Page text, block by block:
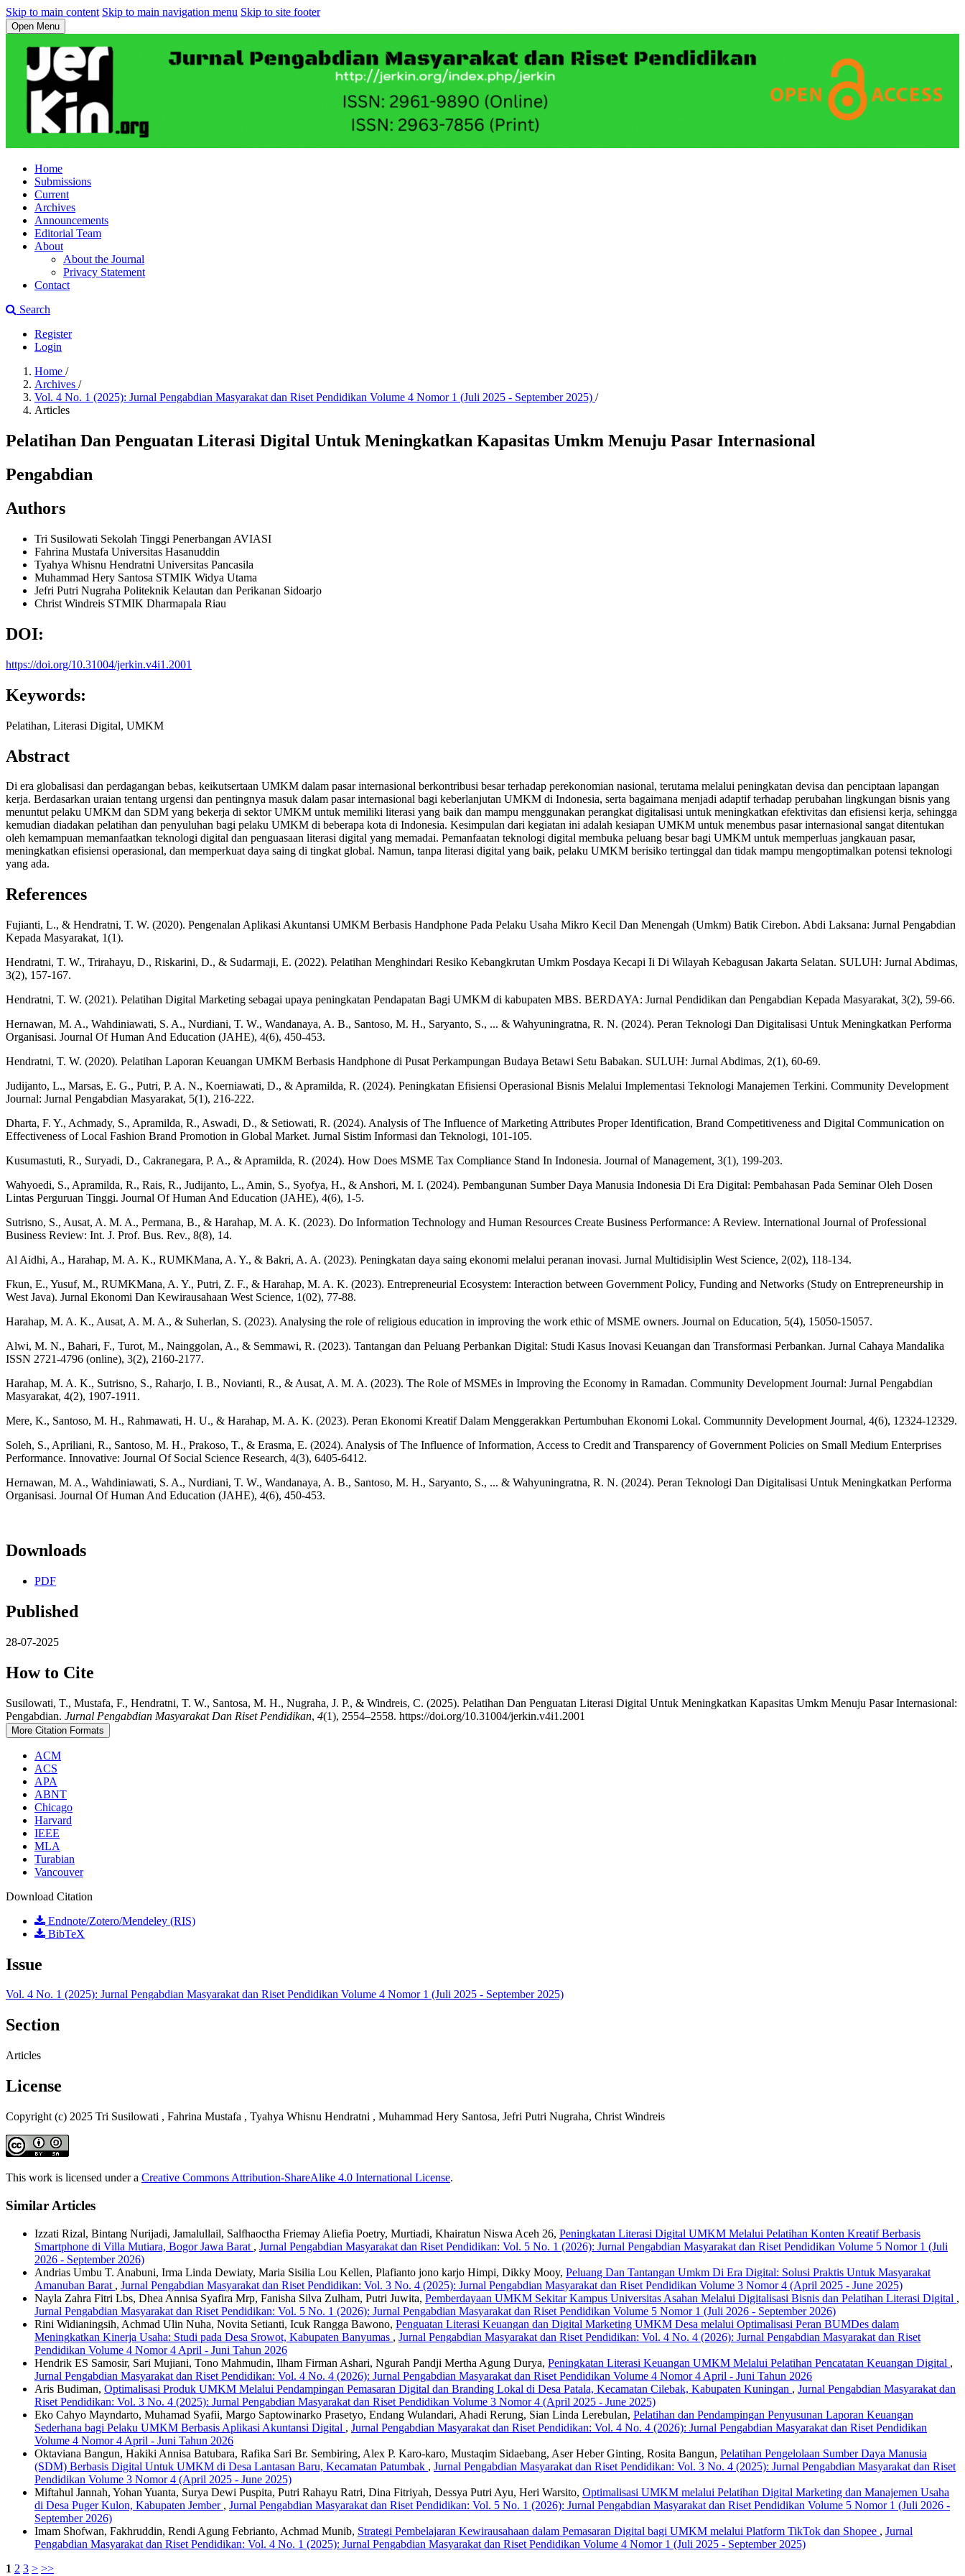
Skip to main content Skip to main navigation menu Skip to site footer
Open Menu
Home
Submissions
Current
Archives
Announcements
Editorial Team
About
About the Journal
Privacy Statement
Contact
Search
Register
Login
Home /
Archives /
Vol. 4 No. 1 (2025): Jurnal Pengabdian Masyarakat dan Riset Pendidikan Volume 4 Nomor 1 (Juli 2025 - September 2025) /
Articles
Pelatihan Dan Penguatan Literasi Digital Untuk Meningkatkan Kapasitas Umkm Menuju Pasar Internasional
Pengabdian
Authors
Tri Susilowati Sekolah Tinggi Penerbangan AVIASI
Fahrina Mustafa Universitas Hasanuddin
Tyahya Whisnu Hendratni Universitas Pancasila
Muhammad Hery Santosa STMIK Widya Utama
Jefri Putri Nugraha Politeknik Kelautan dan Perikanan Sidoarjo
Christ Windreis STMIK Dharmapala Riau
DOI:
https://doi.org/10.31004/jerkin.v4i1.2001
Keywords:
Pelatihan, Literasi Digital, UMKM
Abstract
Di era globalisasi dan perdagangan bebas, keikutsertaan UMKM dalam pasar internasional berkontribusi besar terhadap perekonomian nasional, terutama melalui peningkatan devisa dan penciptaan lapangan
kerja. Berdasarkan uraian tentang urgensi dan pentingnya masuk dalam pasar internasional bagi keberlanjutan UMKM di Indonesia, serta bagaimana menjadi adaptif terhadap perubahan lingkungan bisnis yang
menuntut pelaku UMKM dan SDM yang bekerja di sektor UMKM untuk memiliki literasi yang baik dan mampu menggunakan perangkat digitalisasi untuk meningkatkan efektivitas dan efisiensi kerja, sehingga
kemudian diadakan pelatihan dan penyuluhan bagi pelaku UMKM di beberapa kota di Indonesia. Kesimpulan dari kegiatan ini adalah kesiapan UMKM untuk menembus pasar internasional sangat ditentukan
oleh kemampuan memanfaatkan teknologi digital dan penguasaan literasi digital yang memadai. Pemanfaatan teknologi digital membuka peluang besar bagi UMKM untuk memperluas jangkauan pasar,
meningkatkan efisiensi operasional, dan memperkuat daya saing di tingkat global. Namun, tanpa literasi digital yang baik, pelaku UMKM berisiko tertinggal dan tidak mampu mengoptimalkan potensi teknologi
yang ada.
References
Fujianti, L., & Hendratni, T. W. (2020). Pengenalan Aplikasi Akuntansi UMKM Berbasis Handphone Pada Pelaku Usaha Mikro Kecil Dan Menengah (Umkm) Batik Cirebon. Abdi Laksana: Jurnal Pengabdian
Kepada Masyarakat, 1(1).
Hendratni, T. W., Trirahayu, D., Riskarini, D., & Sudarmaji, E. (2022). Pelatihan Menghindari Resiko Kebangkrutan Umkm Posdaya Kecapi Ii Di Wilayah Kebagusan Jakarta Selatan. SULUH: Jurnal Abdimas,
3(2), 157-167.
Hendratni, T. W. (2021). Pelatihan Digital Marketing sebagai upaya peningkatan Pendapatan Bagi UMKM di kabupaten MBS. BERDAYA: Jurnal Pendidikan dan Pengabdian Kepada Masyarakat, 3(2), 59-66.
Hernawan, M. A., Wahdiniawati, S. A., Nurdiani, T. W., Wandanaya, A. B., Santoso, M. H., Saryanto, S., ... & Wahyuningratna, R. N. (2024). Peran Teknologi Dan Digitalisasi Untuk Meningkatkan Performa
Organisasi. Journal Of Human And Education (JAHE), 4(6), 450-453.
Hendratni, T. W. (2020). Pelatihan Laporan Keuangan UMKM Berbasis Handphone di Pusat Perkampungan Budaya Betawi Setu Babakan. SULUH: Jurnal Abdimas, 2(1), 60-69.
Judijanto, L., Marsas, E. G., Putri, P. A. N., Koerniawati, D., & Apramilda, R. (2024). Peningkatan Efisiensi Operasional Bisnis Melalui Implementasi Teknologi Manajemen Terkini. Community Development
Journal: Jurnal Pengabdian Masyarakat, 5(1), 216-222.
Dharta, F. Y., Achmady, S., Apramilda, R., Aswadi, D., & Setiowati, R. (2024). Analysis of The Influence of Marketing Attributes Proper Identification, Brand Competitiveness and Digital Communication on
Effectiveness of Local Fashion Brand Promotion in Global Market. Jurnal Sistim Informasi dan Teknologi, 101-105.
Kusumastuti, R., Suryadi, D., Cakranegara, P. A., & Apramilda, R. (2024). How Does MSME Tax Compliance Stand In Indonesia. Journal of Management, 3(1), 199-203.
Wahyoedi, S., Apramilda, R., Rais, R., Judijanto, L., Amin, S., Syofya, H., & Anshori, M. I. (2024). Pembangunan Sumber Daya Manusia Indonesia Di Era Digital: Pembahasan Pada Seminar Oleh Dosen
Lintas Perguruan Tinggi. Journal Of Human And Education (JAHE), 4(6), 1-5.
Sutrisno, S., Ausat, A. M. A., Permana, B., & Harahap, M. A. K. (2023). Do Information Technology and Human Resources Create Business Performance: A Review. International Journal of Professional
Business Review: Int. J. Prof. Bus. Rev., 8(8), 14.
Al Aidhi, A., Harahap, M. A. K., RUMKMana, A. Y., & Bakri, A. A. (2023). Peningkatan daya saing ekonomi melalui peranan inovasi. Jurnal Multidisiplin West Science, 2(02), 118-134.
Fkun, E., Yusuf, M., RUMKMana, A. Y., Putri, Z. F., & Harahap, M. A. K. (2023). Entrepreneurial Ecosystem: Interaction between Government Policy, Funding and Networks (Study on Entrepreneurship in
West Java). Jurnal Ekonomi Dan Kewirausahaan West Science, 1(02), 77-88.
Harahap, M. A. K., Ausat, A. M. A., & Suherlan, S. (2023). Analysing the role of religious education in improving the work ethic of MSME owners. Journal on Education, 5(4), 15050-15057.
Alwi, M. N., Bahari, F., Turot, M., Nainggolan, A., & Semmawi, R. (2023). Tantangan dan Peluang Perbankan Digital: Studi Kasus Inovasi Keuangan dan Transformasi Perbankan. Jurnal Cahaya Mandalika
ISSN 2721-4796 (online), 3(2), 2160-2177.
Harahap, M. A. K., Sutrisno, S., Raharjo, I. B., Novianti, R., & Ausat, A. M. A. (2023). The Role of MSMEs in Improving the Economy in Ramadan. Community Development Journal: Jurnal Pengabdian
Masyarakat, 4(2), 1907-1911.
Mere, K., Santoso, M. H., Rahmawati, H. U., & Harahap, M. A. K. (2023). Peran Ekonomi Kreatif Dalam Menggerakkan Pertumbuhan Ekonomi Lokal. Communnity Development Journal, 4(6), 12324-12329.
Soleh, S., Apriliani, R., Santoso, M. H., Prakoso, T., & Erasma, E. (2024). Analysis of The Influence of Information, Access to Credit and Transparency of Government Policies on Small Medium Enterprises
Performance. Innovative: Journal Of Social Science Research, 4(3), 6405-6412.
Hernawan, M. A., Wahdiniawati, S. A., Nurdiani, T. W., Wandanaya, A. B., Santoso, M. H., Saryanto, S., ... & Wahyuningratna, R. N. (2024). Peran Teknologi Dan Digitalisasi Untuk Meningkatkan Performa
Organisasi. Journal Of Human And Education (JAHE), 4(6), 450-453.
Downloads
PDF
Published
28-07-2025
How to Cite
Susilowati, T., Mustafa, F., Hendratni, T. W., Santosa, M. H., Nugraha, J. P., & Windreis, C. (2025). Pelatihan Dan Penguatan Literasi Digital Untuk Meningkatkan Kapasitas Umkm Menuju Pasar Internasional:
Pengabdian. Jurnal Pengabdian Masyarakat Dan Riset Pendidikan, 4(1), 2554–2558. https://doi.org/10.31004/jerkin.v4i1.2001
More Citation Formats
ACM
ACS
APA
ABNT
Chicago
Harvard
IEEE
MLA
Turabian
Vancouver
Download Citation
Endnote/Zotero/Mendeley (RIS)
BibTeX
Issue
Vol. 4 No. 1 (2025): Jurnal Pengabdian Masyarakat dan Riset Pendidikan Volume 4 Nomor 1 (Juli 2025 - September 2025)
Section
Articles
License
Copyright (c) 2025 Tri Susilowati , Fahrina Mustafa , Tyahya Whisnu Hendratni , Muhammad Hery Santosa, Jefri Putri Nugraha, Christ Windreis
This work is licensed under a Creative Commons Attribution-ShareAlike 4.0 International License.
Similar Articles
Izzati Rizal, Bintang Nurijadi, Jamalullail, Salfhaoctha Friemay Aliefia Poetry, Murtiadi, Khairatun Niswa Aceh 26, Peningkatan Literasi Digital UMKM Melalui Pelatihan Konten Kreatif Berbasis
Smartphone di Villa Mutiara, Bogor Jawa Barat , Jurnal Pengabdian Masyarakat dan Riset Pendidikan: Vol. 5 No. 1 (2026): Jurnal Pengabdian Masyarakat dan Riset Pendidikan Volume 5 Nomor 1 (Juli
2026 - September 2026)
Andrias Umbu T. Anabuni, Irma Linda Dewiaty, Maria Sisilia Lou Kellen, Plafianto jono karjo Himpi, Dikky Mooy, Peluang Dan Tantangan Umkm Di Era Digital: Solusi Praktis Untuk Masyarakat
Amanuban Barat , Jurnal Pengabdian Masyarakat dan Riset Pendidikan: Vol. 3 No. 4 (2025): Jurnal Pengabdian Masyarakat dan Riset Pendidikan Volume 3 Nomor 4 (April 2025 - June 2025)
Nayla Zahra Fitri Lbs, Dhea Annisa Syafira Mrp, Fanisha Silva Zulham, Putri Juwita, Pemberdayaan UMKM Sekitar Kampus Universitas Asahan Melalui Digitalisasi Bisnis dan Pelatihan Literasi Digital ,
Jurnal Pengabdian Masyarakat dan Riset Pendidikan: Vol. 5 No. 1 (2026): Jurnal Pengabdian Masyarakat dan Riset Pendidikan Volume 5 Nomor 1 (Juli 2026 - September 2026)
Rini Widianingsih, Achmad Ulin Nuha, Novita Setianti, Icuk Rangga Bawono, Penguatan Literasi Keuangan dan Digital Marketing UMKM Desa melalui Optimalisasi Peran BUMDes dalam
Meningkatkan Kinerja Usaha: Studi pada Desa Srowot, Kabupaten Banyumas , Jurnal Pengabdian Masyarakat dan Riset Pendidikan: Vol. 4 No. 4 (2026): Jurnal Pengabdian Masyarakat dan Riset
Pendidikan Volume 4 Nomor 4 April - Juni Tahun 2026
Hendrik ES Samosir, Sari Mujiani, Tono Mahmudin, Ilham Firman Ashari, Ngurah Pandji Mertha Agung Durya, Peningkatan Literasi Keuangan UMKM Melalui Pelatihan Pencatatan Keuangan Digital ,
Jurnal Pengabdian Masyarakat dan Riset Pendidikan: Vol. 4 No. 4 (2026): Jurnal Pengabdian Masyarakat dan Riset Pendidikan Volume 4 Nomor 4 April - Juni Tahun 2026
Aris Budiman, Optimalisasi Produk UMKM Melalui Pendampingan Pemasaran Digital dan Branding Lokal di Desa Patala, Kecamatan Cilebak, Kabupaten Kuningan , Jurnal Pengabdian Masyarakat dan
Riset Pendidikan: Vol. 3 No. 4 (2025): Jurnal Pengabdian Masyarakat dan Riset Pendidikan Volume 3 Nomor 4 (April 2025 - June 2025)
Eko Cahyo Mayndarto, Muhamad Syafii, Margo Saptowinarko Prasetyo, Endang Wulandari, Ahadi Rerung, Sian Linda Lerebulan, Pelatihan dan Pendampingan Penyusunan Laporan Keuangan
Sederhana bagi Pelaku UMKM Berbasis Aplikasi Akuntansi Digital , Jurnal Pengabdian Masyarakat dan Riset Pendidikan: Vol. 4 No. 4 (2026): Jurnal Pengabdian Masyarakat dan Riset Pendidikan
Volume 4 Nomor 4 April - Juni Tahun 2026
Oktaviana Bangun, Hakiki Annisa Batubara, Rafika Sari Br. Sembiring, Alex P. Karo-karo, Mustaqim Sidaebang, Aser Heber Ginting, Rosita Bangun, Pelatihan Pengelolaan Sumber Daya Manusia
(SDM) Berbasis Digital Untuk UMKM di Desa Lantasan Baru, Kecamatan Patumbak , Jurnal Pengabdian Masyarakat dan Riset Pendidikan: Vol. 3 No. 4 (2025): Jurnal Pengabdian Masyarakat dan Riset
Pendidikan Volume 3 Nomor 4 (April 2025 - June 2025)
Miftahul Jannah, Yohan Yuanta, Surya Dewi Puspita, Putri Rahayu Ratri, Dina Fitriyah, Dessya Putri Ayu, Heri Warsito, Optimalisasi UMKM melalui Pelatihan Digital Marketing dan Manajemen Usaha
di Desa Puger Kulon, Kabupaten Jember , Jurnal Pengabdian Masyarakat dan Riset Pendidikan: Vol. 5 No. 1 (2026): Jurnal Pengabdian Masyarakat dan Riset Pendidikan Volume 5 Nomor 1 (Juli 2026 -
September 2026)
Imam Shofwan, Fakhruddin, Rendi Agung Febrianto, Achmad Munib, Strategi Pembelajaran Kewirausahaan dalam Pemasaran Digital bagi UMKM melalui Platform TikTok dan Shopee , Jurnal
Pengabdian Masyarakat dan Riset Pendidikan: Vol. 4 No. 1 (2025): Jurnal Pengabdian Masyarakat dan Riset Pendidikan Volume 4 Nomor 1 (Juli 2025 - September 2025)
1 2 3 > >>